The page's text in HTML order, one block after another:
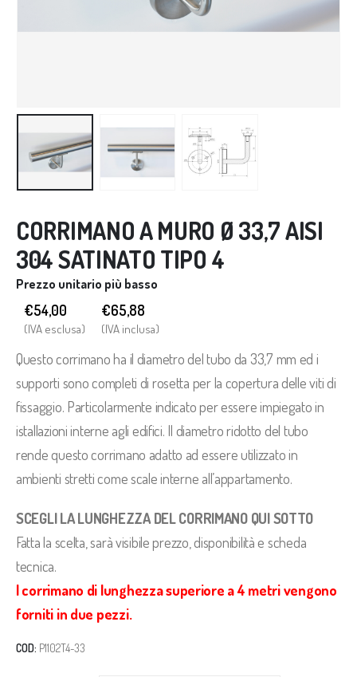
CORRIMANO A MURO Ø 33,7 AISI
304 SATINATO TIPO 4
Prezzo unitario più basso
€54,00
(IVA esclusa)
€65,88
(IVA inclusa)
Questo corrimano ha il diametro del tubo da 33,7 mm ed i
supporti sono completi di rosetta per la copertura delle viti di
fissaggio. Particolarmente indicato per essere impiegato in
istallazioni interne agli edifici. Il diametro ridotto del tubo
rende questo corrimano adatto ad essere utilizzato in
ambienti stretti come scale interne all’appartamento.
SCEGLI LA LUNGHEZZA DEL CORRIMANO QUI SOTTO
Fatta la scelta, sarà visibile prezzo, disponibilità e scheda
tecnica.
I corrimano di lunghezza superiore a 4 metri vengono
forniti in due pezzi.
COD: P1102T4-33